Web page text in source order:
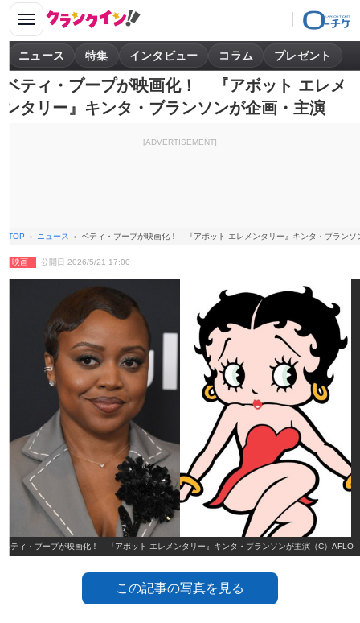
ニュース 特集 インタビュー コラム プレゼント
ベティ・ブープが映画化！ 『アボット エレメ
ンタリー』キンタ・ブランソンが企画・主演
[ADVERTISEMENT]
TOP ニュース ベティ・ブープが映画化！ 『アボット エレメンタリー』キンタ・ブランソ
映画 公開日 2026/5/21 17:00
ベティ・ブープが映画化！ 『アボット エレメンタリー』キンタ・ブランソンが主演（C）AFLO
この記事の写真を見る